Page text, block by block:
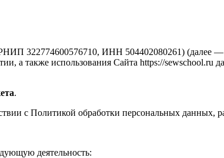
322774600576710, ИНН 504402080261) (далее —
а также использования Сайта https://sewschool.ru
.
с Политикой обработки персональных данных,
деятельность: